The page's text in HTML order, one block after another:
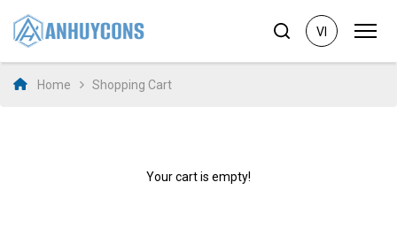
VI
Home Shopping Cart
Your cart is empty!